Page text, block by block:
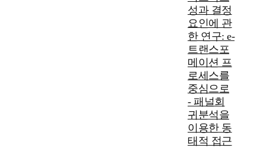
성과 결정
요인에 관
한 연구: e-
트랜스포
메이션 프
로세스를
중심으로
- 패널회
귀분석을
이용한 동
태적 접근